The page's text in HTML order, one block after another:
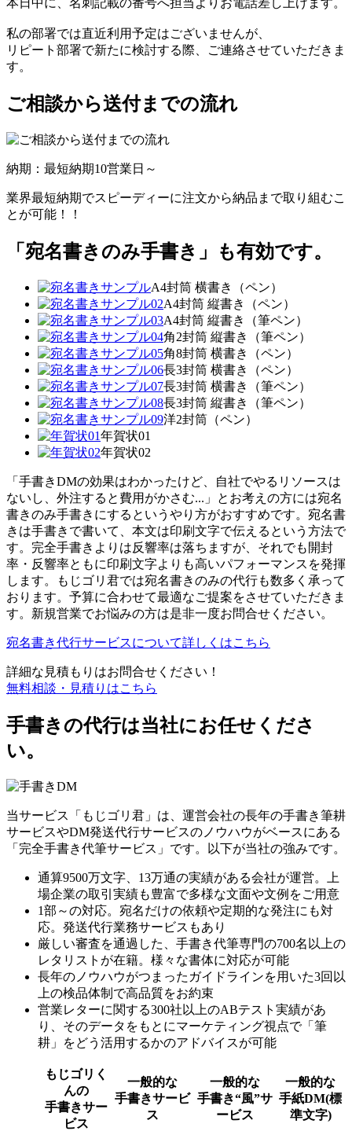
本日中に、名刺記載の番号へ担当よりお電話差し上げます。
私の部署では直近利用予定はございませんが、
リピート部署で新たに検討する際、ご連絡させていただきま
す。
ご相談から送付までの流れ
納期：最短納期10営業日～
業界最短納期でスピーディーに注文から納品まで取り組むこ
とが可能！！
「宛名書きのみ手書き」も有効です。
A4封筒 横書き（ペン）
A4封筒 縦書き（ペン）
A4封筒 縦書き（筆ペン）
角2封筒 縦書き（筆ペン）
角8封筒 横書き（ペン）
長3封筒 横書き（ペン）
長3封筒 横書き（筆ペン）
長3封筒 縦書き（筆ペン）
洋2封筒（ペン）
年賀状01
年賀状02
「手書きDMの効果はわかったけど、自社でやるリソースは
ないし、外注すると費用がかさむ...」とお考えの方には宛名
書きのみ手書きにするというやり方がおすすめです。宛名書
きは手書きで書いて、本文は印刷文字で伝えるという方法で
す。完全手書きよりは反響率は落ちますが、それでも開封
率・反響率ともに印刷文字よりも高いパフォーマンスを発揮
します。もじゴリ君では宛名書きのみの代行も数多く承って
おります。予算に合わせて最適なご提案をさせていただきま
す。新規営業でお悩みの方は是非一度お問合せください。
宛名書き代行サービスについて詳しくはこちら
詳細な見積もりはお問合せください！
無料相談・見積りはこちら
手書きの代行は当社にお任せくださ
い。
当サービス「もじゴリ君」は、運営会社の長年の手書き筆耕
サービスやDM発送代行サービスのノウハウがベースにある
「完全手書き代筆サービス」です。以下が当社の強みです。
通算9500万文字、13万通の実績がある会社が運営。上
場企業の取引実績も豊富で多様な文面や文例をご用意
1部～の対応。宛名だけの依頼や定期的な発注にも対
応。発送代行業務サービスもあり
厳しい審査を通過した、手書き代筆専門の700名以上の
レタリストが在籍。様々な書体に対応が可能
長年のノウハウがつまったガイドラインを用いた3回以
上の検品体制で高品質をお約束
営業レターに関する300社以上のABテスト実績があ
り、そのデータをもとにマーケティング視点で「筆
耕」をどう活用するかのアドバイスが可能
もじゴリく
んの
手書きサー
ビス
一般的な
手書きサービ
ス
一般的な
手書き“風”サ
ービス
一般的な
手紙DM(標
準文字)